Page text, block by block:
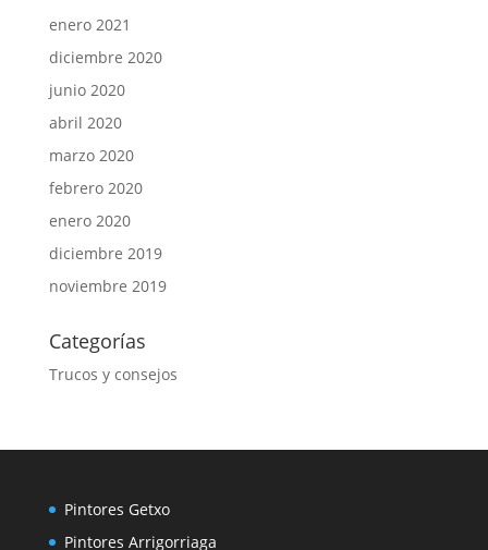
enero 2021
diciembre 2020
junio 2020
abril 2020
marzo 2020
febrero 2020
enero 2020
diciembre 2019
noviembre 2019
Categorías
Trucos y consejos
Pintores Getxo
Pintores Arrigorriaga